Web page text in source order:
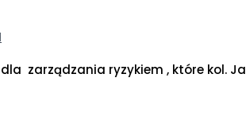
zarządzania ryzykiem , które kol.